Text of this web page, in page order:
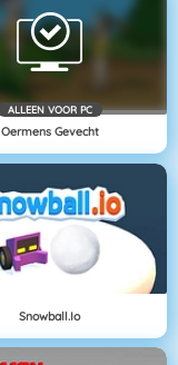
ALLEEN VOOR PC
Oermens Gevecht
Snowball.io